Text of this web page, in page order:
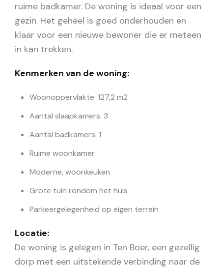
ruime badkamer. De woning is ideaal voor een
gezin. Het geheel is goed onderhouden en
klaar voor een nieuwe bewoner die er meteen
in kan trekken.
Kenmerken van de woning:
Woonoppervlakte: 127,2 m2
Aantal slaapkamers: 3
Aantal badkamers: 1
Ruime woonkamer
Moderne, woonkeuken
Grote tuin rondom het huis
Parkeergelegenheid op eigen terrein
Locatie:
De woning is gelegen in Ten Boer, een gezellig
dorp met een uitstekende verbinding naar de